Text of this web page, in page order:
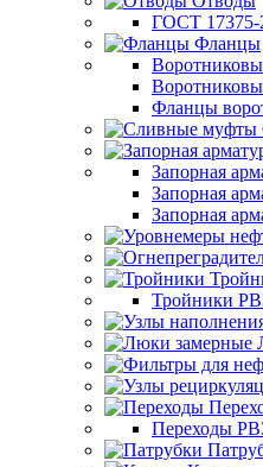
ГОСТ 17375-
Фланцы
Фланцы
Запорная
Запорная
Запорная
Тройники
Переходы